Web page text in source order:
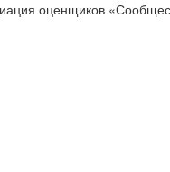
оценщиков